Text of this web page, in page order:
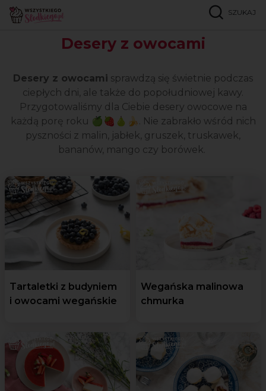
SZUKAJ
Strona główna
Desery z owocami
Desery z owocami sprawdzą się świetnie podczas
ciepłych dni, ale także do popołudniowej kawy.
Przygotowaliśmy dla Ciebie desery owocowe na
każdą porę roku 🍏🍓🍐🍌. Nie zabrakło wśród nich
pyszności z malin, jabłek, gruszek, truskawek,
bananów, mango czy borówek.
Tartaletki z budyniem
i owocami wegańskie
Wegańska malinowa
chmurka